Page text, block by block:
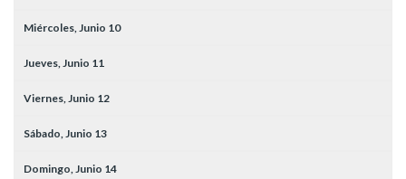
Miércoles,Junio 10
Jueves,Junio 11
Viernes,Junio 12
Sábado,Junio 13
Domingo,Junio 14